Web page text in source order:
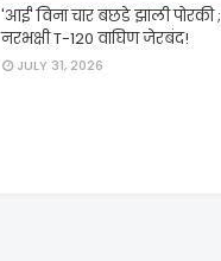
'आई' विना चार बछडे झाली पोरकी ;
नरभक्षी T-120 वाघिण जेरबंद!
JULY 31, 2026